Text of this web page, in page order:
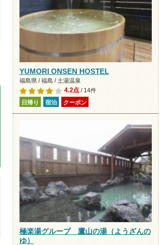
YUMORI ONSEN HOSTEL
福島県 / 福島 / 土湯温泉
4.2点/ 14件
日帰り 宿泊 クーポン
極楽湯グループ 鷹山の湯（ようざんの
ゆ）